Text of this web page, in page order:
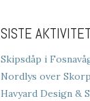
SISTE AKTIVITET
Skipsdåp i
Nordlys over
Havyard Design &